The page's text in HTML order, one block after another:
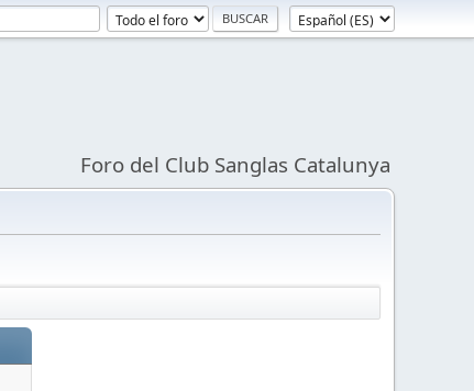
Foro del Club Sanglas Catalunya